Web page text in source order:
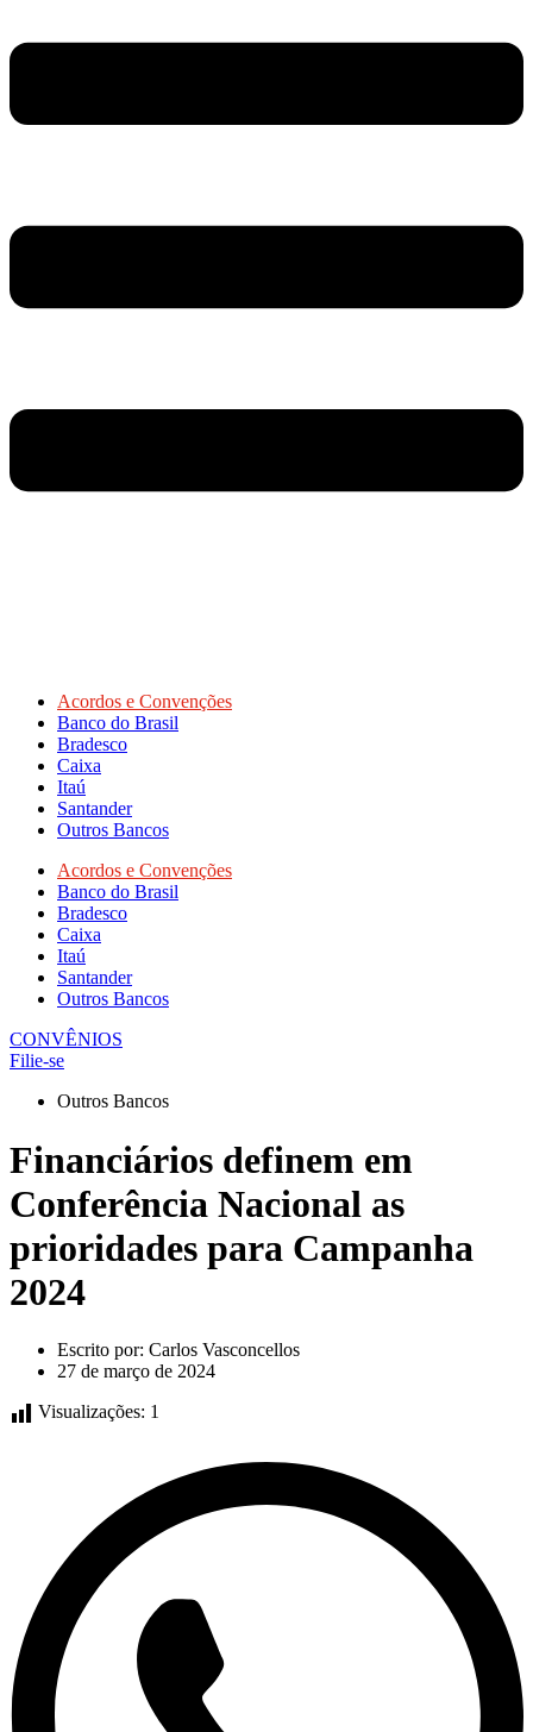
Acordos e Convenções
Banco do Brasil
Bradesco
Caixa
Itaú
Santander
Outros Bancos
Acordos e Convenções
Banco do Brasil
Bradesco
Caixa
Itaú
Santander
Outros Bancos
CONVÊNIOS
Filie-se
Outros Bancos
Financiários definem em
Conferência Nacional as
prioridades para Campanha
2024
Escrito por: Carlos Vasconcellos
27 de março de 2024
Visualizações: 1